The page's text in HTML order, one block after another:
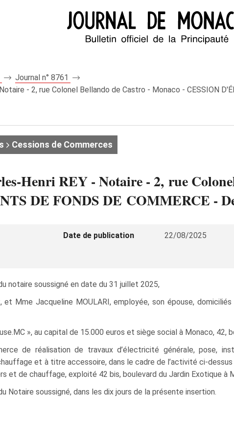
Journal n° 8761
- 2, rue Colonel Bellando de Castro - Monaco - CESSION
Cessions de Commerces
Henri REY - Notaire - 2, rue
DE FONDS DE COMMERCE -
Date de publication 22/08/2025
notaire soussigné en date du 31 juillet 2025,
et Mme Jacqueline MOULARI, employée, son épouse,
», au capital de 15.000 euros et siège social à Monaco, 42,
de réalisation de travaux d’électricité générale, pose,
et à titre accessoire, dans le cadre de l’activité
et de chauffage, exploité 42 bis, boulevard du Jardin Exotique à
Notaire soussigné, dans les dix jours de la présente insertion.